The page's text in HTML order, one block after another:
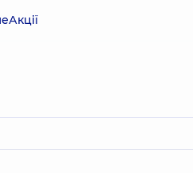
Акції